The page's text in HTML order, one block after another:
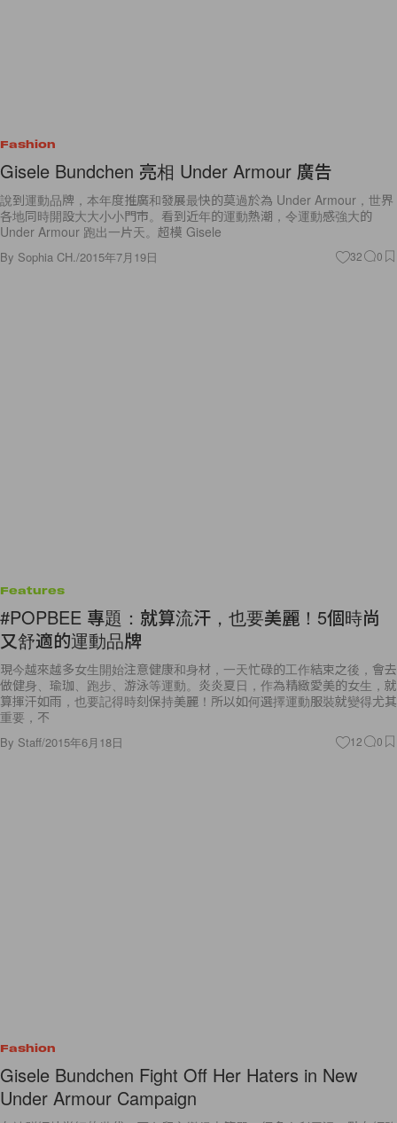
Fashion
Gisele Bundchen 亮相 Under Armour 廣告
說到運動品牌，本年度推廣和發展最快的莫過於為 Under Armour，世界
各地同時開設大大小小門市。看到近年的運動熱潮，令運動感強大的
Under Armour 跑出一片天。超模 Gisele
By Sophia CH./2015年7月19日 32 0
Features
#POPBEE 專題：就算流汗，也要美麗！5個時尚
又舒適的運動品牌
現今越來越多女生開始注意健康和身材，一天忙碌的工作結束之後，會去
做健身、瑜珈、跑步、游泳等運動。炎炎夏日，作為精緻愛美的女生，就
算揮汗如雨，也要記得時刻保持美麗！所以如何選擇運動服裝就變得尤其
重要，不
By Staff/2015年6月18日 12 0
Fashion
Gisele Bundchen Fight Off Her Haters in New
Under Armour Campaign